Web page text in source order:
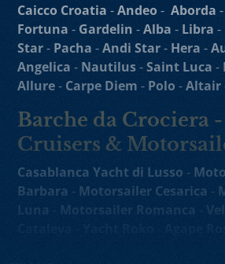
Caicco Croatia -Andeo - Aborda -
Fortuna - Gardelin -Alba - Libra -
Star- Pacha -Andi Star- Hera -
Angelica - Nautilus-Saint Luca -
Allure- Carpe Diem - Polo -Altair
Barche da Crociera
Cruisers &
Casablanca Yacht di Lusso -
Barbara - Motorsailer Cesarica -
Luna - Motorsailer Romanca -